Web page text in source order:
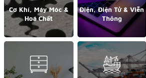
Cơ Khí, Máy Móc &
Hoá Chất
Điện, Điện Tử & Viễn
Thông